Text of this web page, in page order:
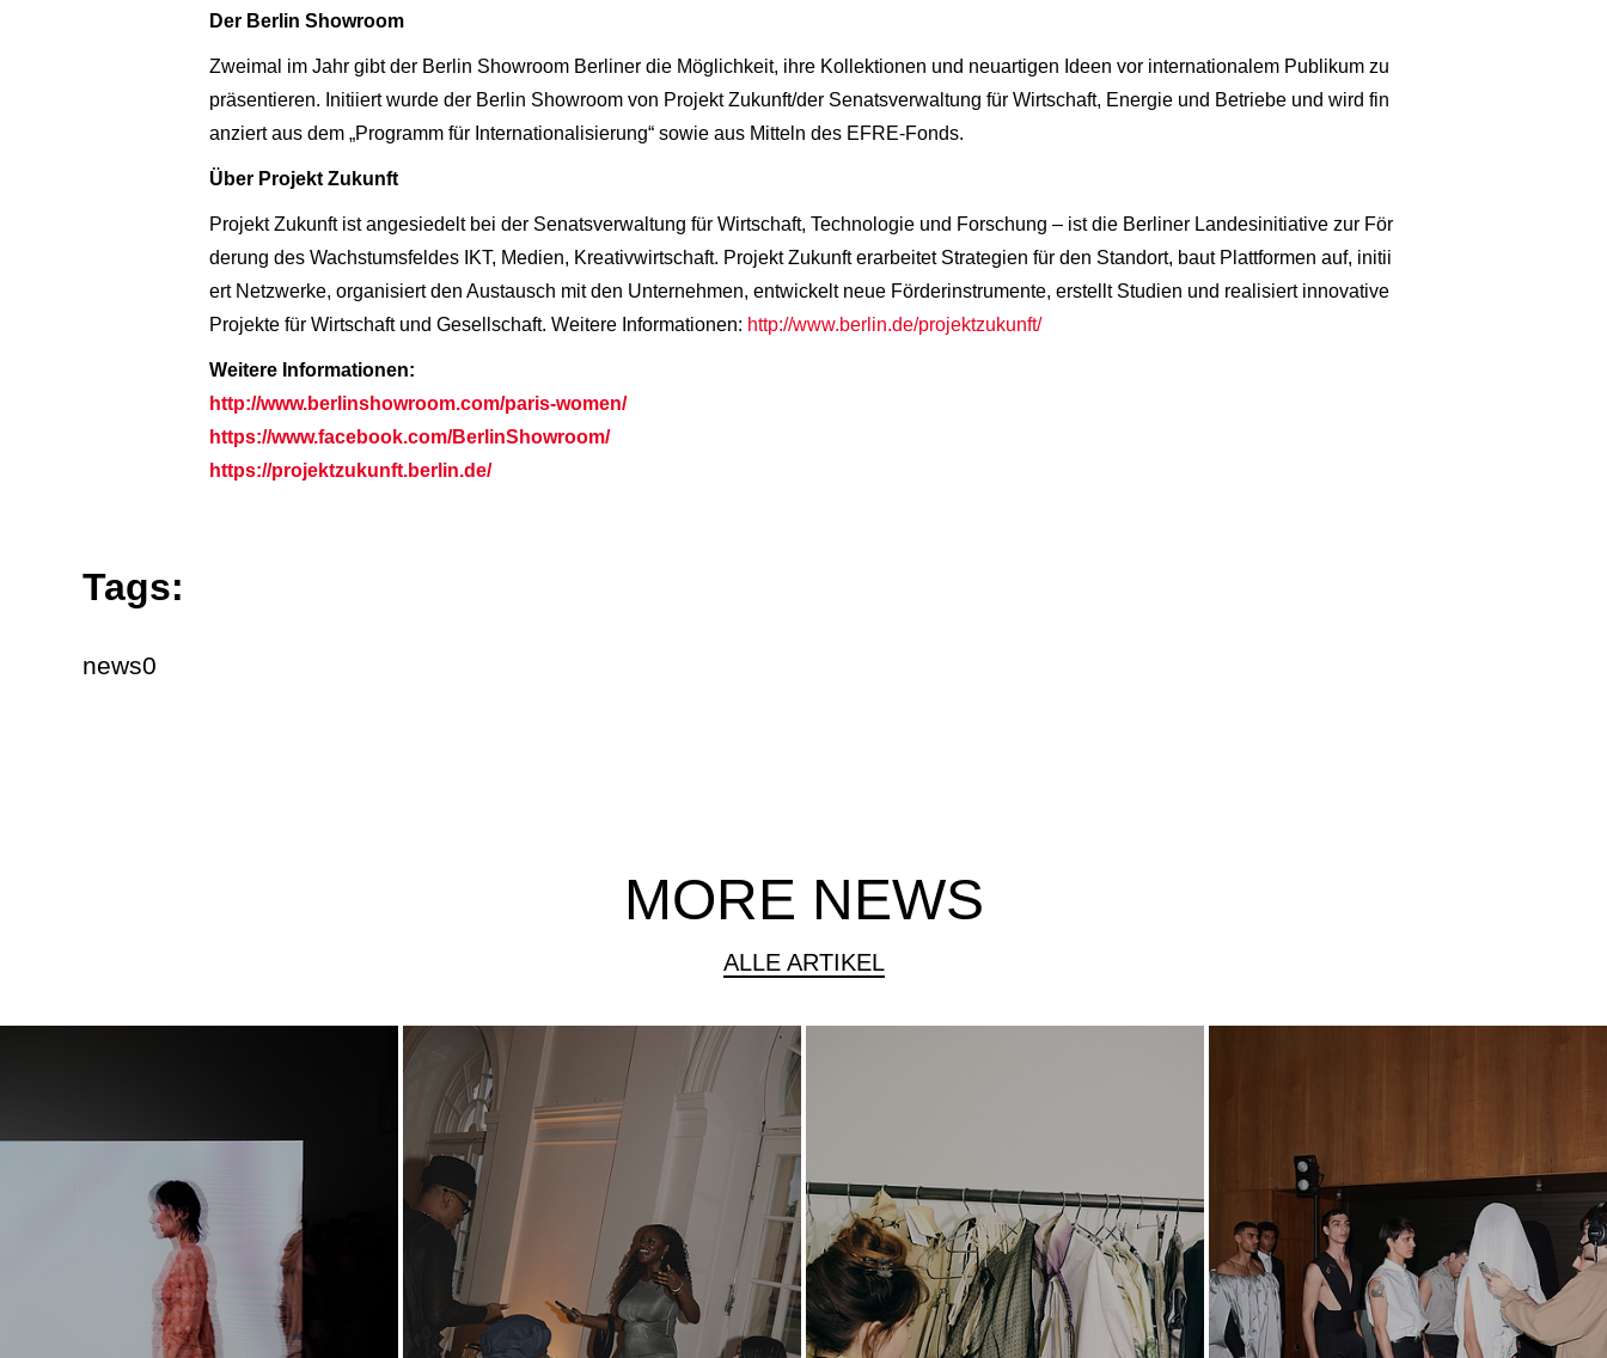
Der Berlin Showroom
Zweimal im Jahr gibt der Berlin Showroom Berliner die Möglichkeit, ihre Kollektionen und neuartigen Ideen vor internationalem Publikum zu
präsentieren. Initiiert wurde der Berlin Showroom von Projekt Zukunft/der Senatsverwaltung für Wirtschaft, Energie und Betriebe und wird fin
anziert aus dem „Programm für Internationalisierung“ sowie aus Mitteln des EFRE-Fonds.
Über Projekt Zukunft
Projekt Zukunft ist angesiedelt bei der Senatsverwaltung für Wirtschaft, Technologie und Forschung – ist die Berliner Landesinitiative zur För
derung des Wachstumsfeldes IKT, Medien, Kreativwirtschaft. Projekt Zukunft erarbeitet Strategien für den Standort, baut Plattformen auf, initii
ert Netzwerke, organisiert den Austausch mit den Unternehmen, entwickelt neue Förderinstrumente, erstellt Studien und realisiert innovative
Projekte für Wirtschaft und Gesellschaft. Weitere Informationen: http://www.berlin.de/projektzukunft/
Weitere Informationen:
http://www.berlinshowroom.com/paris-women/
https://www.facebook.com/BerlinShowroom/
https://projektzukunft.berlin.de/
Tags:
news0
MORE NEWS
ALLE ARTIKEL